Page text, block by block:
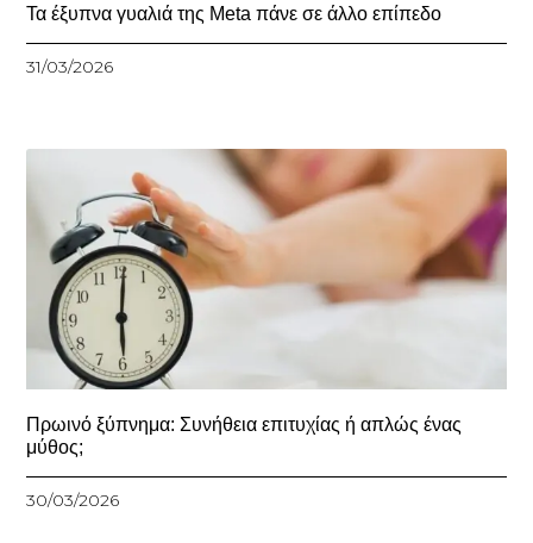
Τα έξυπνα γυαλιά της Meta πάνε σε άλλο επίπεδο
31/03/2026
Πρωινό ξύπνημα: Συνήθεια επιτυχίας ή απλώς ένας
μύθος;
30/03/2026